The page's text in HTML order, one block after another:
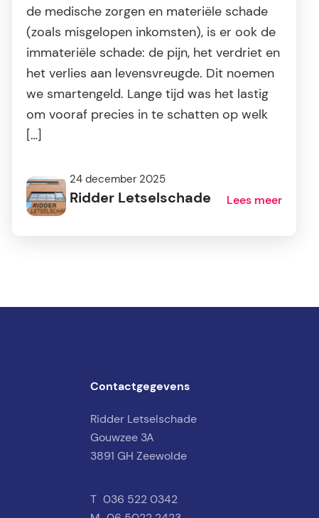
de medische zorgen en materiële schade
(zoals misgelopen inkomsten), is er ook de
immateriële schade: de pijn, het verdriet en
het verlies aan levensvreugde. Dit noemen
we smartengeld. Lange tijd was het lastig
om vooraf precies in te schatten op welk
[…]
24 december 2025
Ridder Letselschade Lees meer
Contactgegevens
Ridder Letselschade
Gouwzee 3A
3891 GH Zeewolde
T 036 522 0342